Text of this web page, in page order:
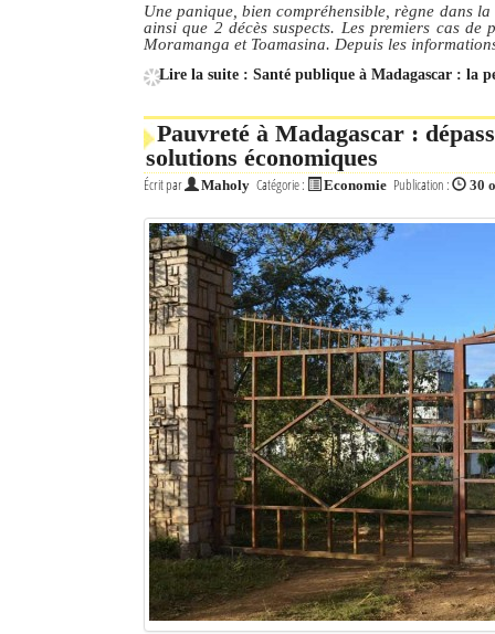
Une panique, bien compréhensible, règne dans
ainsi que 2 décès suspects. Les premiers cas
Moramanga et Toamasina. Depuis les
Lire la suite : Santé publique à Madagascar : la
Pauvreté à Madagascar :
solutions économiques
Écrit par Maholy Catégorie : Economie Publication : 30